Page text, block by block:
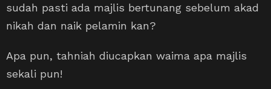
sudah pasti ada majlis bertunang sebelum akad
nikah dan naik pelamin kan?
Apa pun, tahniah diucapkan waima apa majlis
sekali pun!